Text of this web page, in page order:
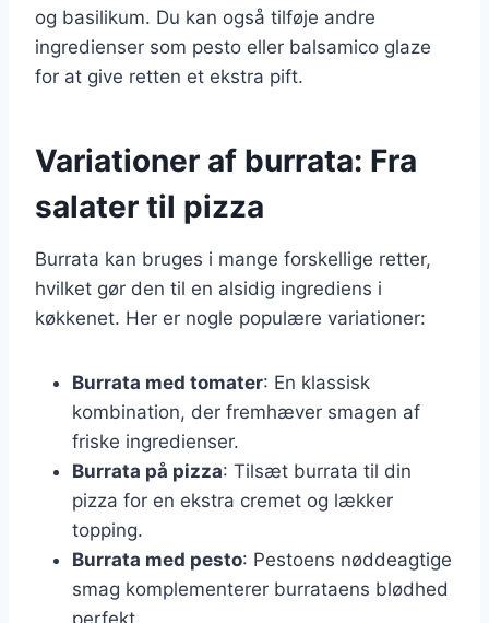
og basilikum. Du kan også tilføje andre
ingredienser som pesto eller balsamico glaze
for at give retten et ekstra pift.
Variationer af burrata: Fra
salater til pizza
Burrata kan bruges i mange forskellige retter,
hvilket gør den til en alsidig ingrediens i
køkkenet. Her er nogle populære variationer:
Burrata med tomater: En klassisk
kombination, der fremhæver smagen af
friske ingredienser.
Burrata på pizza: Tilsæt burrata til din
pizza for en ekstra cremet og lækker
topping.
Burrata med pesto: Pestoens nøddeagtige
smag komplementerer burrataens blødhed
perfekt.